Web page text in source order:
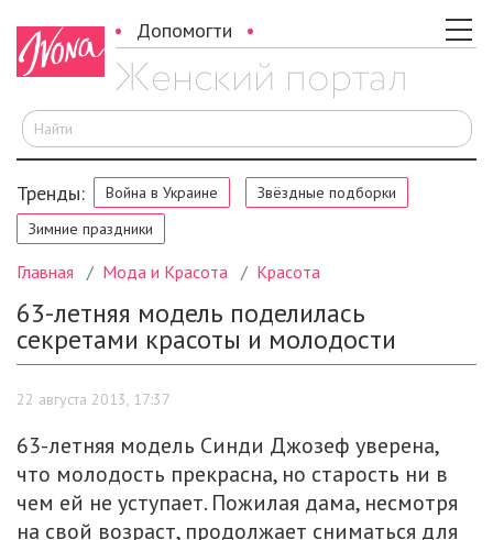
Допомогти
Тренды: Война в Украине
Звёздные подборки
Зимние праздники
Главная Мода и Красота Красота
63-летняя модель поделилась
секретами красоты и молодости
22 августа 2013, 17:37
63-летняя модель Синди Джозеф уверена,
что молодость прекрасна, но старость ни в
чем ей не уступает. Пожилая дама, несмотря
на свой возраст, продолжает сниматься для